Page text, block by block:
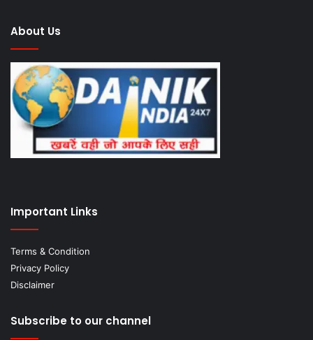
About Us
Important Links
Terms & Condition
Privacy Policy
Disclaimer
Subscribe to our channel